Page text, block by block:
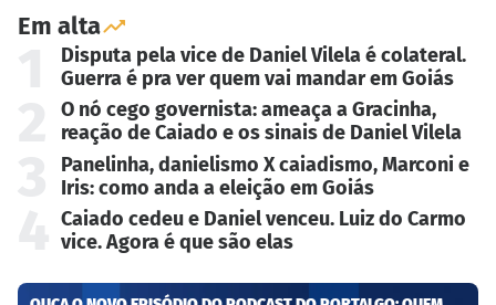
Em alta
Disputa pela vice de Daniel Vilela é colateral.
Guerra é pra ver quem vai mandar em Goiás
O nó cego governista: ameaça a Gracinha,
reação de Caiado e os sinais de Daniel Vilela
Panelinha, danielismo X caiadismo, Marconi e
Iris: como anda a eleição em Goiás
Caiado cedeu e Daniel venceu. Luiz do Carmo
vice. Agora é que são elas